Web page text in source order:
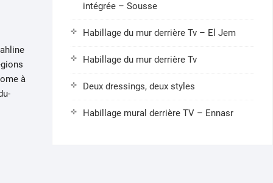
à
intégrée – Sousse
Habillage du mur derrière Tv – El Jem
Habillage du mur derrière Tv
Deux dressings, deux styles
Habillage mural derrière TV – Ennasr